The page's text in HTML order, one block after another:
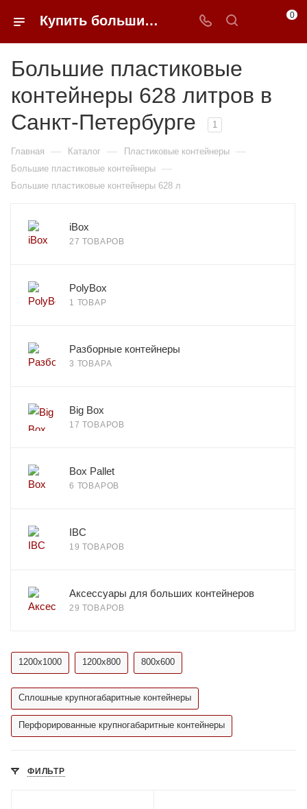
Купить большие пластиковые контейнеры 628 литров в Санкт-Петербурге недорого | 0FFER 0
Большие пластиковые
контейнеры 628 литров в
Санкт-Петербурге
1
Главная — Каталог — Пластиковые контейнеры —
Большие пластиковые контейнеры —
Большие пластиковые контейнеры 628 л
iBox
27 ТОВАРОВ
PolyBox
1 ТОВАР
Разборные контейнеры
3 ТОВАРА
Big Box
17 ТОВАРОВ
Box Pallet
6 ТОВАРОВ
IBC
19 ТОВАРОВ
Аксессуары для больших контейнеров
29 ТОВАРОВ
1200х1000 1200х800 800х600
Сплошные крупногабаритные контейнеры
Перфорированные крупногабаритные контейнеры
ФИЛЬТР